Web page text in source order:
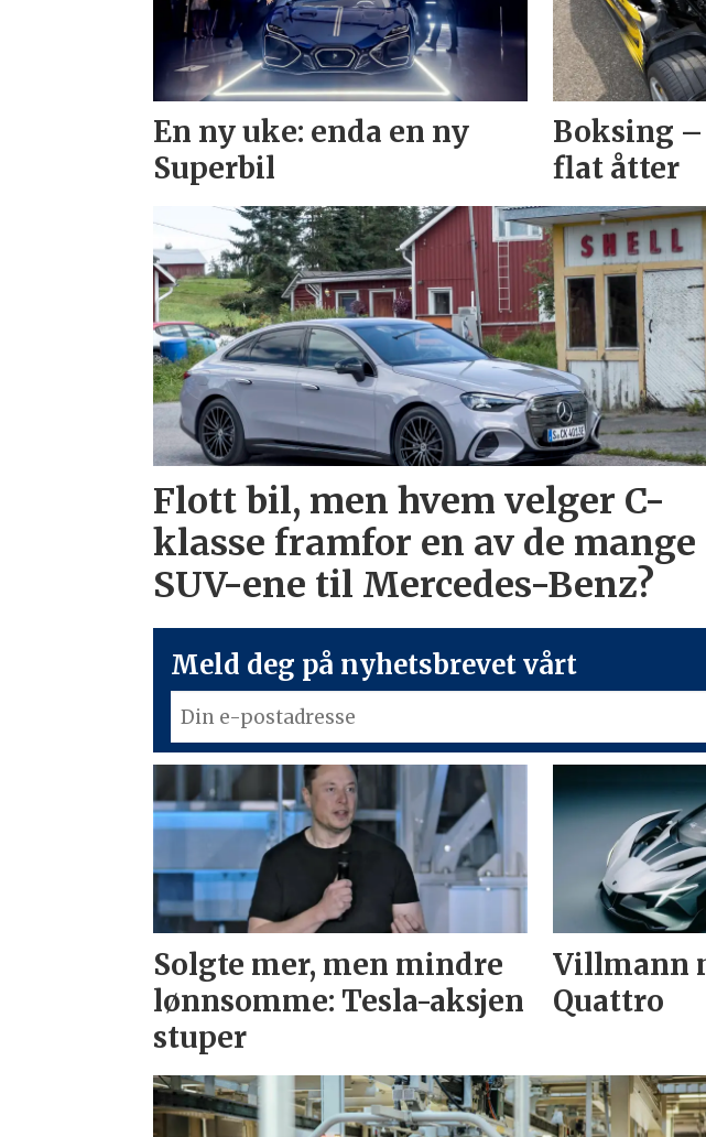
En ny uke: enda en ny
Superbil
Boksing
flat åtter
Flott bil, men hvem velger C-
klasse framfor en av de mange
SUV-ene til Mercedes-Benz?
Meld deg på nyhetsbrevet vårt
Solgte mer, men mindre
lønnsomme: Tesla-aksjen
stuper
Villmann
Quattro